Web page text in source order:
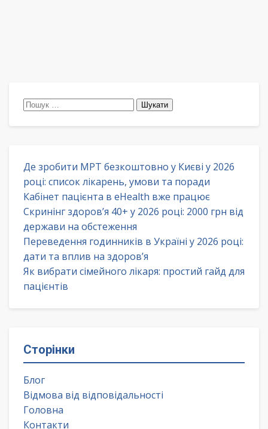
Пошук:
Де зробити МРТ безкоштовно у Києві у 2026
році: список лікарень, умови та поради
Кабінет пацієнта в eHealth вже працює
Скринінг здоров’я 40+ у 2026 році: 2000 грн від
держави на обстеження
Переведення годинників в Україні у 2026 році:
дати та вплив на здоров’я
Як вибрати сімейного лікаря: простий гайд для
пацієнтів
Сторінки
Блог
Відмова від відповідальності
Головна
Контакти